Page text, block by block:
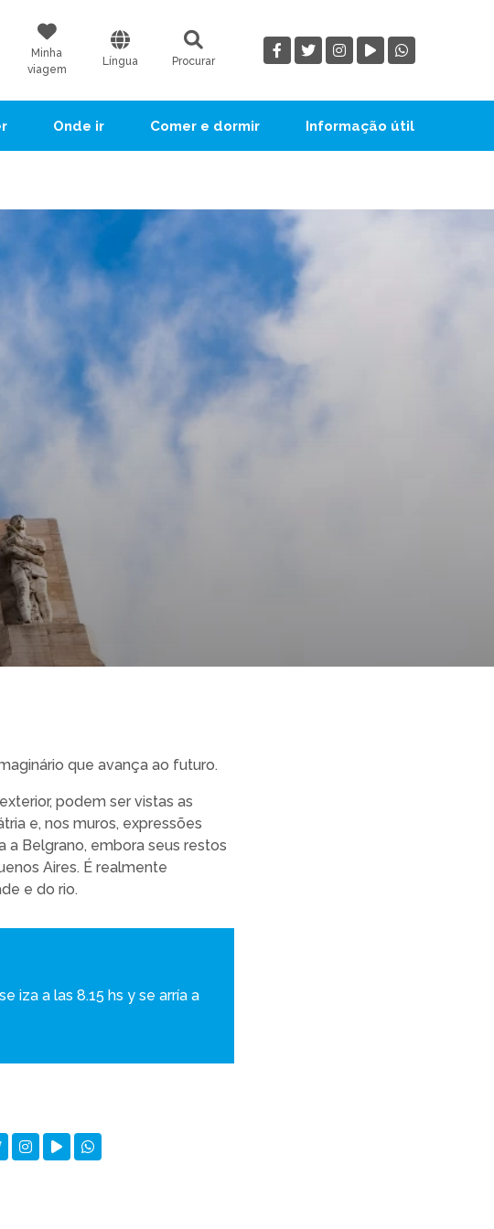
Minha
viagem
Língua Procurar
Onde ir Comer e dormir Informação útil
que avança ao futuro.
podem ser vistas as
e, nos muros, expressões
a Belgrano, embora seus restos
Aires. É realmente
e do rio.
iza a las 8.15 hs y se arría a